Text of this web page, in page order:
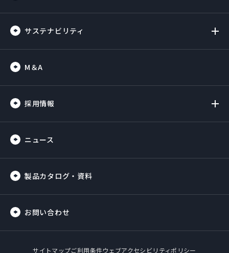
サステナビリティ
M＆A
採用情報
ニュース
製品カタログ・資料
お問い合わせ
サイトマップご利用条件ウェブアクセシビリティポリシー